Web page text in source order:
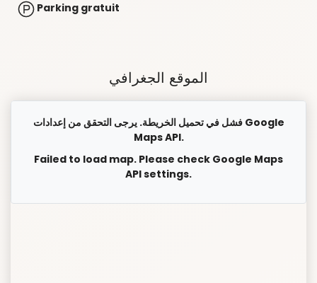
Parking gratuit
الموقع الجغرافي
فشل في تحميل الخريطة. يرجى التحقق من إعدادات Google
Maps API.
Failed to load map. Please check Google Maps
API settings.